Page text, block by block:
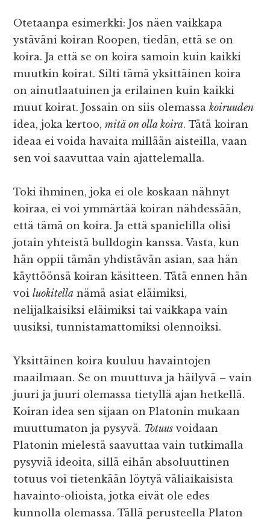
Otetaanpa esimerkki: Jos näen vaikkapa
ystäväni koiran Roopen, tiedän, että se on
koira. Ja että se on koira samoin kuin kaikki
muutkin koirat. Silti tämä yksittäinen koira
on ainutlaatuinen ja erilainen kuin kaikki
muut koirat. Jossain on siis olemassakoiruuden
idea, joka kertoo,mitä on olla koira. Tätä koiran
ideaa ei voida havaita millään aisteilla, vaan
sen voi saavuttaa vain ajattelemalla.
Toki ihminen, joka ei ole koskaan nähnyt
koiraa, ei voi ymmärtää koiran nähdessään,
että tämä on koira. Ja että spanielilla olisi
jotain yhteistä bulldogin kanssa. Vasta, kun
hän oppii tämän yhdistävän asian, saa hän
käyttöönsä koiran käsitteen. Tätä ennen hän
voiluokitella nämä asiat eläimiksi,
nelijalkaisiksi eläimiksi tai vaikkapa vain
uusiksi, tunnistamattomiksi olennoiksi.
Yksittäinen koira kuuluu havaintojen
maailmaan. Se on muuttuva ja häilyvä – vain
juuri ja juuri olemassa tietyllä ajan hetkellä.
Koiran idea sen sijaan on Platonin mukaan
muuttumaton ja pysyvä. Totuus voidaan
Platonin mielestä saavuttaa vain tutkimalla
pysyviä ideoita, sillä eihän absoluuttinen
totuus voi tietenkään löytyä väliaikaisista
havainto-olioista, jotka eivät ole edes
kunnolla olemassa. Tällä perusteella Platon